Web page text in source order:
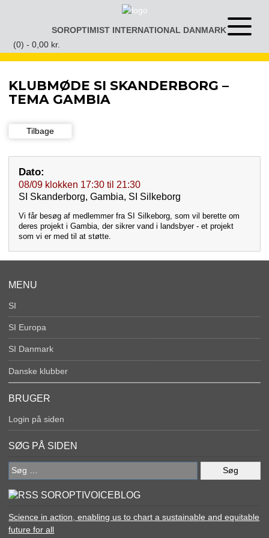
SOROPTIMIST INTERNATIONAL DANMARKÅben
menu
(0) - 0,00 kr.
KLUBMØDE SI SKANDERBORG –
TEMA GAMBIA
Tilbage
Dato:
08/09 klokken 17:30 til 21:30
SI Skanderborg, Gambia, SI Silkeborg
Vi får besøg af medlemmer fra SI Silkeborg, som vil berette om
deres projekt i Gambia, der sikrer vand i landsbyer - et projekt
som vi er med til at støtte.
MENU
SI
SI Europa
SI Danmark
Danske klubber
BRUGER
Login på siden
SØG PÅ SIDEN
Søg
efter:
SOROPTIVOICEBLOG
Science in action, enabling us to chart a sustainable and equitable
future for all